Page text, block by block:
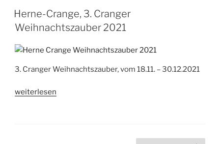
Cranger
Kirmes
2022“
Herne-Crange, 3. Cranger
Weihnachtszauber 2021
3. Cranger Weihnachtszauber, vom 18.11. – 30.12.2021
„Herne-
weiterlesen